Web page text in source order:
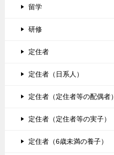
留学
研修
定住者
定住者（日系人）
定住者（定住者等の配偶者）
定住者（定住者等の実子）
定住者（6歳未満の養子）